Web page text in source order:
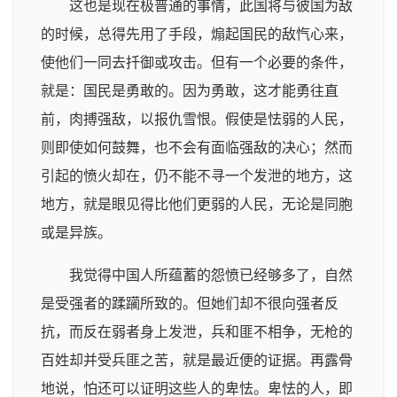
这也是现在极普通的事情，此国将与彼国为敌
的时候，总得先用了手段，煽起国民的敌忾心来，
使他们一同去扦御或攻击。但有一个必要的条件，
就是：国民是勇敢的。因为勇敢，这才能勇往直
前，肉搏强敌，以报仇雪恨。假使是怯弱的人民，
则即使如何鼓舞，也不会有面临强敌的决心；然而
引起的愤火却在，仍不能不寻一个发泄的地方，这
地方，就是眼见得比他们更弱的人民，无论是同胞
或是异族。
我觉得中国人所蕴蓄的怨愤已经够多了，自然
是受强者的蹂躏所致的。但她们却不很向强者反
抗，而反在弱者身上发泄，兵和匪不相争，无枪的
百姓却并受兵匪之苦，就是最近便的证据。再露骨
地说，怕还可以证明这些人的卑怯。卑怯的人，即